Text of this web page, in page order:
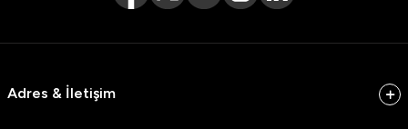
Adres & İletişim